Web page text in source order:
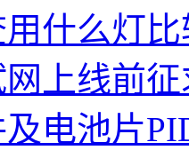
什么灯
上线前
电池片